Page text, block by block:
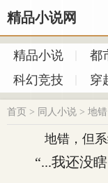
精品小说网
精品小说 都
科幻竞技
穿
首页 > 同人小说 > 地
地错，但
“...我还没瞎